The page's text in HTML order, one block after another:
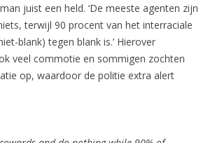
juist een held. ‘De meeste agenten zijn
terwijl 90 procent van het interraciale
blank) tegen blank is.’ Hierover
veel commotie en sommigen zochten
op, waardoor de politie extra alert